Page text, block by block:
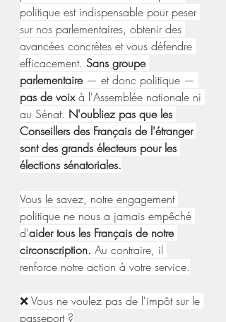
politique est indispensable pour peser
sur nos parlementaires, obtenir des
avancées concrètes et vous défendre
efficacement. Sans groupe
parlementaire — et donc politique —
pas de voix à l'Assemblée nationale ni
au Sénat. N'oubliez pas que les
Conseillers des Français de l'étranger
sont des grands électeurs pour les
élections sénatoriales.
Vous le savez, notre engagement
politique ne nous a jamais empêché
d'aider tous les Français de notre
circonscription. Au contraire, il
renforce notre action à votre service.
❌ Vous ne voulez pas de l'impôt sur le
passeport ?